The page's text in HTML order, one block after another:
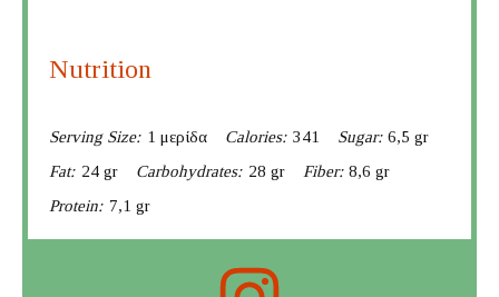
Nutrition
Serving Size: 1 μερίδα Calories: 341 Sugar: 6,5 gr
Fat: 24 gr Carbohydrates: 28 gr Fiber: 8,6 gr
Protein: 7,1 gr